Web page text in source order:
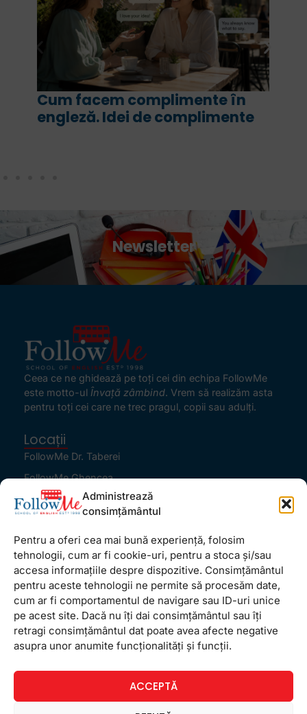
Administrează
consimțământul
Pentru a oferi cea mai bună experiență, folosim
tehnologii, cum ar fi cookie-uri, pentru a stoca și/sau
accesa informațiile despre dispozitive. Consimțământul
pentru aceste tehnologii ne permite să procesăm date,
cum ar fi comportamentul de navigare sau ID-uri unice
pe acest site. Dacă nu îți dai consimțământul sau îți
retragi consimțământul dat poate avea afecte negative
asupra unor anumite funcționalități și funcții.
ACCEPTĂ
în
For și since în engleză. Ce
are fiecare și cum le folosim
Newsletter
Ceea ce ne ghidează pe toţi cei din echipa FollowMe
este motto-ul Învaţă zâmbind. Vrem să realizăm asta
pentru toţi cei care ne trec pragul, copii sau adulţi.
Locații
FollowMe Dr. Taberei
FollowMe Ghencea
FollowMe Titan
Informații Utile
Regulament FollowMe
Structură an școlar
Contact
Testimoniale
GDPR